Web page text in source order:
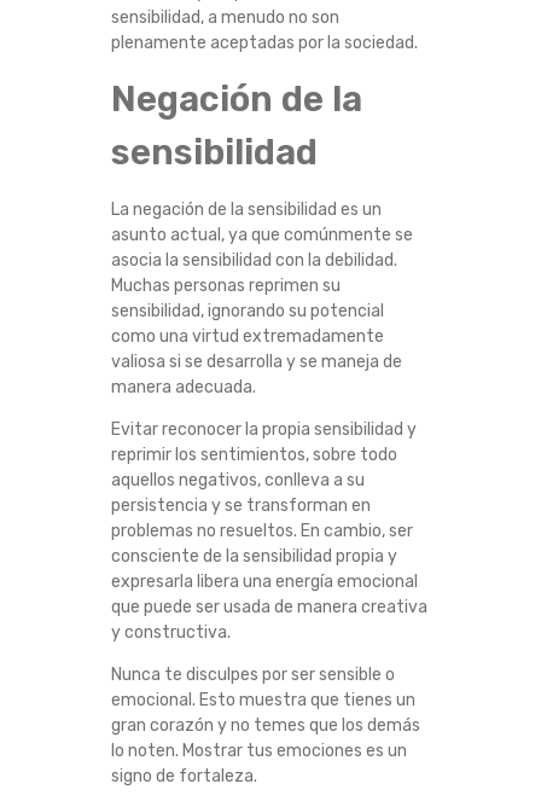
sensibilidad, a menudo no son
plenamente aceptadas por la sociedad.
Negación de la
sensibilidad
La negación de la sensibilidad es un
asunto actual, ya que comúnmente se
asocia la sensibilidad con la debilidad.
Muchas personas reprimen su
sensibilidad, ignorando su potencial
como una virtud extremadamente
valiosa si se desarrolla y se maneja de
manera adecuada.
Evitar reconocer la propia sensibilidad y
reprimir los sentimientos, sobre todo
aquellos negativos, conlleva a su
persistencia y se transforman en
problemas no resueltos. En cambio, ser
consciente de la sensibilidad propia y
expresarla libera una energía emocional
que puede ser usada de manera creativa
y constructiva.
Nunca te disculpes por ser sensible o
emocional. Esto muestra que tienes un
gran corazón y no temes que los demás
lo noten. Mostrar tus emociones es un
signo de fortaleza.